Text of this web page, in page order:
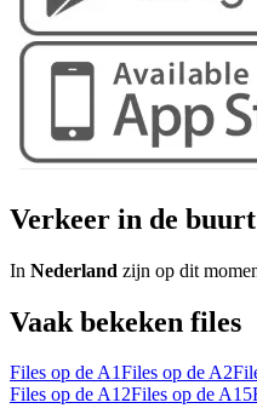
Verkeer in de buurt
In Nederland zijn op dit
Vaak bekeken files
Files op de A1Files op de A2
Files op de A12Files op de A15